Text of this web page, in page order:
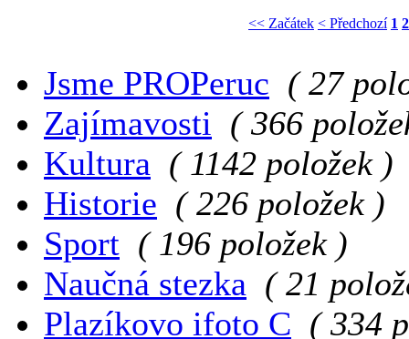
<< Začátek < Předchozí 1 2
Jsme PROPeruc ( 27
Zajímavosti ( 366
Kultura ( 1142 položek )
Historie ( 226 položek )
Sport ( 196 položek )
Naučná stezka ( 21
Plazíkovo ifoto C ( 334